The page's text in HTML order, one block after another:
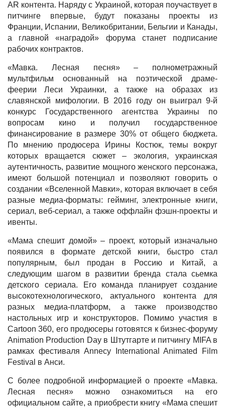
AR контента. Наряду с Украиной, которая поучаствует в
питчинге впервые, будут показаны проекты из
Франции, Испании, Великобритании, Бельгии и Канады,
а главной «наградой» форума станет подписание
рабочих контрактов.
«Мавка. Лесная песня» – полнометражный
мультфильм основанный на поэтической драме-
феерии Леси Украинки, а также на образах из
славянской мифологии. В 2016 году он выиграл 9-й
конкурс Государственного агентства Украины по
вопросам кино и получил государственное
финансирование в размере 30% от общего бюджета.
По мнению продюсера Ирины Костюк, темы вокруг
которых вращается сюжет – экология, украинская
аутентичность, развитие мощного женского персонажа,
имеют большой потенциал и позволяют говорить о
создании «Вселенной Мавки», которая включает в себя
разные медиа-форматы: гейминг, электронные книги,
сериал, веб-сериал, а также оффлайн фэшн-проекты и
ивенты.
«Мама спешит домой» – проект, который изначально
появился в формате детской книги, быстро стал
популярным, был продан в Россию и Китай, а
следующим шагом в развитии бренда стала сьемка
детского сериала. Его команда планирует создание
высокотехнологического, актуального контента для
разных медиа-платформ, а также производство
настольных игр и конструкторов. Помимо участия в
Cartoon 360, его продюсеры готовятся к бизнес-форуму
Animation Production Day в Штутгарте и питчингу MIFA в
рамках фестиваля Annecy International Animated Film
Festival в Анси.
С более подробной информацией о проекте «Мавка.
Лесная песня» можно ознакомиться на его
официальном сайте, а приобрести книгу «Мама спешит